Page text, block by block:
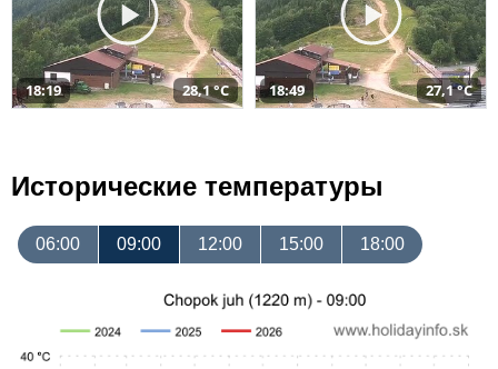
18:19 28,1 °C 18:49 27,1 °C
Исторические температуры
06:00 09:00 12:00 15:00 18:00